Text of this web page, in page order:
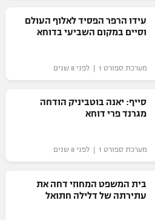
עסק
עידו הרפר הפסיד לאלוף העולם
וסיים במקום השביעי בדוחא
מערכת ספורט 1 | לפני 8 שנים
סייף: יאנה בוטביניק הודחה
מגרנד פרי דוחא
מערכת ספורט 1 | לפני 8 שנים
בית המשפט המחוזי דחה את
עתירתה של דלילה חתואל